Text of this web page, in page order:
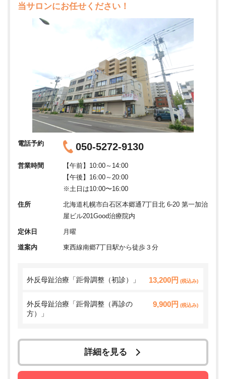
当サロンにお任せください！
電話予約 050-5272-9130
営業時間
【午前】10:00～14:00
【午後】16:00～20:00
※土日は10:00〜16:00
住所
北海道札幌市白石区本郷通7丁目北 6-20 第一加治
屋ビル201Good治療院内
定休日 月曜
道案内 東西線南郷7丁目駅から徒歩３分
外反母趾治療「距骨調整（初診）」 13,200円 (税込み)
外反母趾治療「距骨調整（再診の
方）」
9,900円 (税込み)
詳細を見る